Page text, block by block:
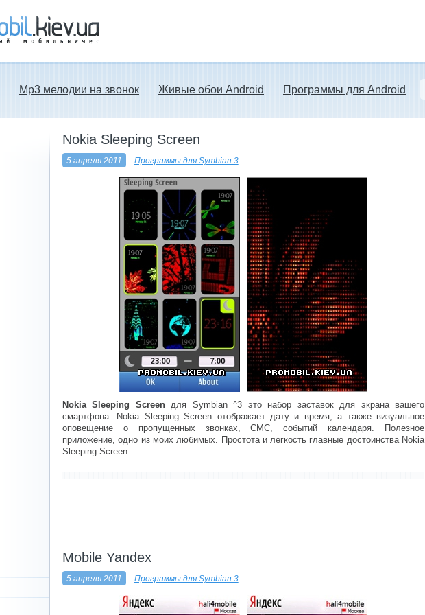
на звонок скачать
Mp3 мелодии на звонок Живые обои Android Программы для Android
Nokia Sleeping Screen
5 апреля 2011 Программы для Symbian 3
Nokia Sleeping Screenдля Symbian ^3 это набор заставок для экрана вашего
смартфона. Nokia Sleeping Screen отображает дату и время, а также визуальное
оповещение о пропущенных звонках, СМС, событий календаря. Полезное
приложение, одно из моих любимых. Простота и легкость главные достоинства Nokia
Sleeping Screen.
Mobile Yandex
5 апреля 2011 Программы для Symbian 3